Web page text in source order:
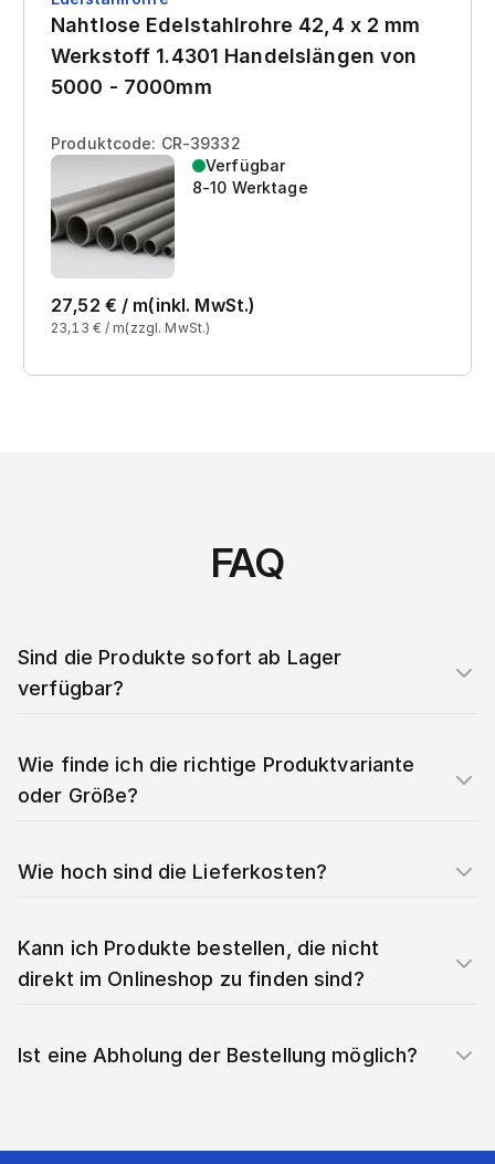
Nahtlose Edelstahlrohre 42,4 x 2 mm
Werkstoff 1.4301 Handelslängen von
5000 - 7000mm
Produktcode: CR-39332
Verfügbar
8-10 Werktage
27,52 € / m(inkl. MwSt.)
23,13 € / m(zzgl. MwSt.)
FAQ
Sind die Produkte sofort ab Lager
verfügbar?
Wie finde ich die richtige Produktvariante
oder Größe?
Wie hoch sind die Lieferkosten?
Kann ich Produkte bestellen, die nicht
direkt im Onlineshop zu finden sind?
Ist eine Abholung der Bestellung möglich?